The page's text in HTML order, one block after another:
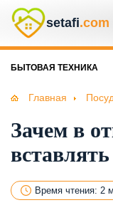
setafi.com
БЫТОВАЯ ТЕХНИКА
Главная
Зачем в
Время чтения: 2